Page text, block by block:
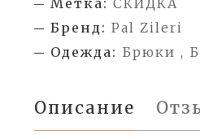
Метка: СКИДКА
Бренд: Pal Zileri
Одежда: Брюки ,
Описание